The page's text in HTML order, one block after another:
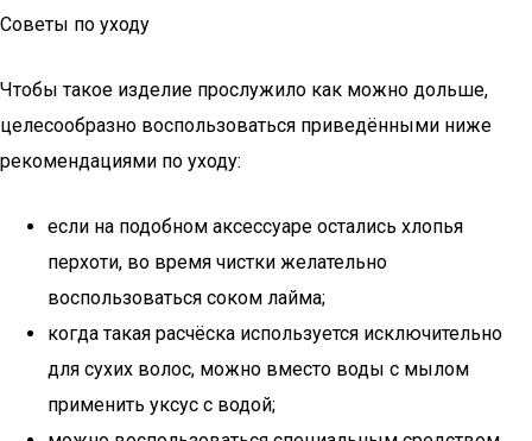
Советы по уходу
Чтобы такое изделие прослужило как можно дольше,
целесообразно воспользоваться приведёнными ниже
рекомендациями по уходу:
если на подобном аксессуаре остались хлопья
перхоти, во время чистки желательно
воспользоваться соком лайма;
когда такая расчёска используется исключительно
для сухих волос, можно вместо воды с мылом
применить уксус с водой;